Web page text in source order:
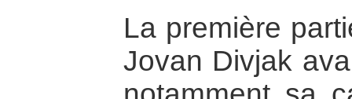
La première
Jovan Divjak